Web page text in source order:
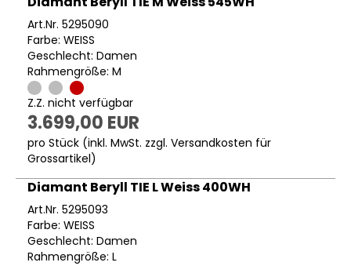
Art.Nr. 5295090
Farbe: WEISS
Geschlecht: Damen
Rahmengröße: M
Z.Z. nicht verfügbar
3.699,00 EUR
pro Stück (inkl. MwSt. zzgl. Versandkosten für
Grossartikel)
Diamant Beryll TIE L Weiss 400WH
Art.Nr. 5295093
Farbe: WEISS
Geschlecht: Damen
Rahmengröße: L